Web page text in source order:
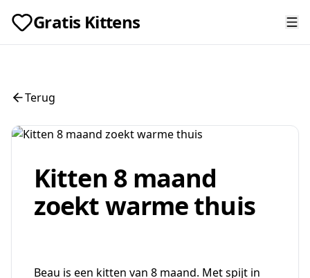
Gratis Kittens
Terug
Kitten 8 maand
zoekt warme thuis
Beau is een kitten van 8 maand. Met spijt in